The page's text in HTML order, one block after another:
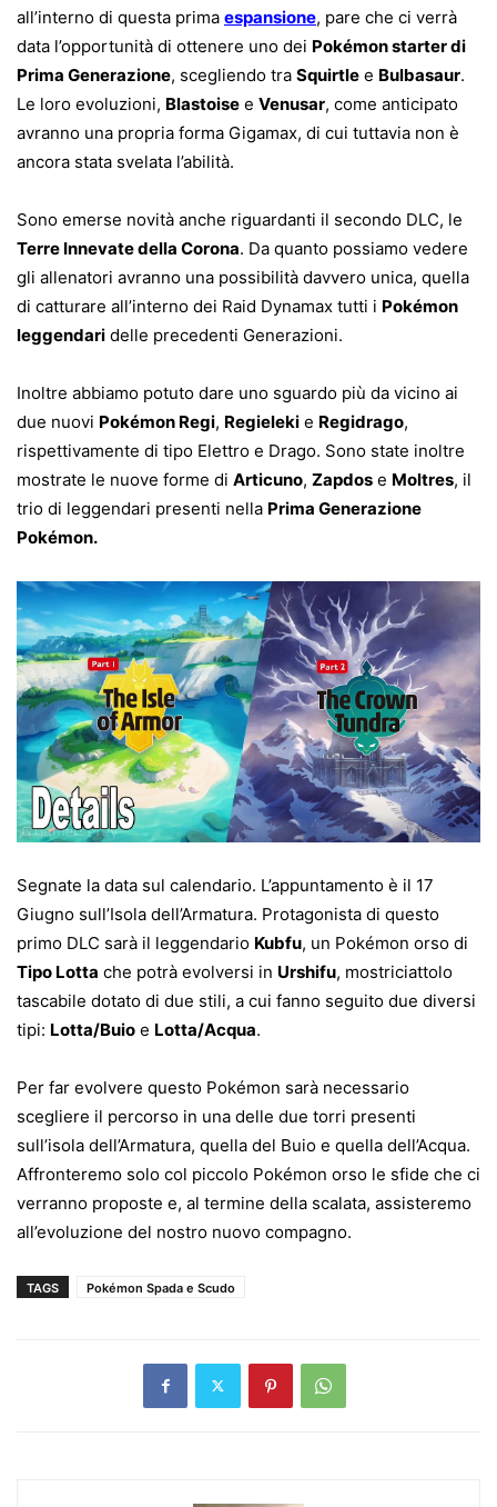
all’interno di questa prima espansione, pare che ci verrà
data l’opportunità di ottenere uno dei Pokémon starter di
Prima Generazione, scegliendo tra Squirtle e Bulbasaur.
Le loro evoluzioni, Blastoise e Venusar, come anticipato
avranno una propria forma Gigamax, di cui tuttavia non è
ancora stata svelata l’abilità.
Sono emerse novità anche riguardanti il secondo DLC, le
Terre Innevate della Corona. Da quanto possiamo vedere
gli allenatori avranno una possibilità davvero unica, quella
di catturare all’interno dei Raid Dynamax tutti i Pokémon
leggendari delle precedenti Generazioni.
Inoltre abbiamo potuto dare uno sguardo più da vicino ai
due nuovi Pokémon Regi, Regieleki e Regidrago,
rispettivamente di tipo Elettro e Drago. Sono state inoltre
mostrate le nuove forme di Articuno, Zapdos e Moltres, il
trio di leggendari presenti nella Prima Generazione
Pokémon.
Segnate la data sul calendario. L’appuntamento è il 17
Giugno sull’Isola dell’Armatura. Protagonista di questo
primo DLC sarà il leggendario Kubfu, un Pokémon orso di
Tipo Lotta che potrà evolversi in Urshifu, mostriciattolo
tascabile dotato di due stili, a cui fanno seguito due diversi
tipi: Lotta/Buio e Lotta/Acqua.
Per far evolvere questo Pokémon sarà necessario
scegliere il percorso in una delle due torri presenti
sull’isola dell’Armatura, quella del Buio e quella dell’Acqua.
Affronteremo solo col piccolo Pokémon orso le sfide che ci
verranno proposte e, al termine della scalata, assisteremo
all’evoluzione del nostro nuovo compagno.
TAGS Pokémon Spada e Scudo